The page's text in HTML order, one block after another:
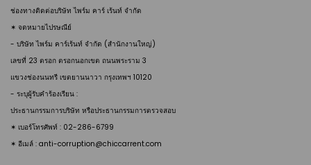
ช่องทางติดต่อบริษัท ไพร์ม คาร์ เร้นท์ จำกัด
✶ จดหมายไปรษณีย์
- บริษัท ไพร์ม คาร์เร้นท์ จำกัด (สำนักงานใหญ่)
เลขที่ 23 ตรอก ตรอกนอกเขต ถนนพระราม 3
แขวงช่องนนทรี เขตยานนาวา กรุงเทพฯ 10120
- ระบุผู้รับคำร้องเรียน :
ประธานกรรมการบริษัท หรือประธานกรรมการตรวจสอบ
✶ เบอร์โทรศัพท์ : 02-286-6799
✶ อีเมล์ : anti-corruption@chiccarrent.com